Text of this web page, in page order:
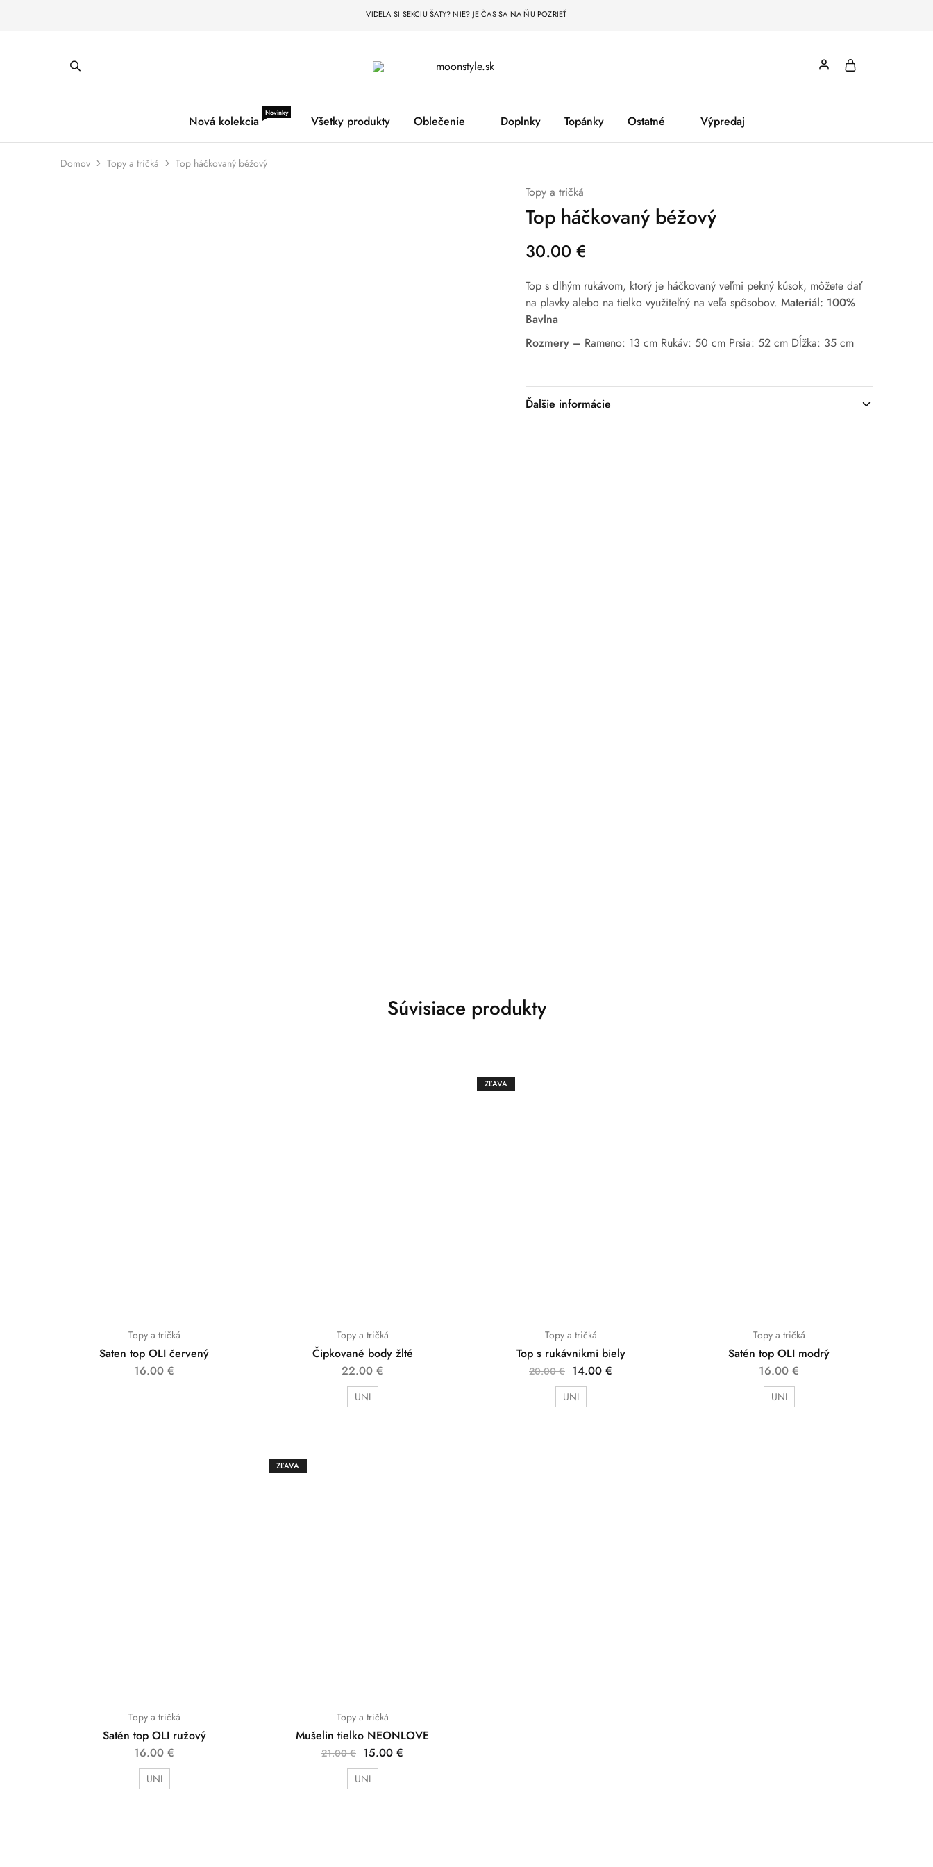
VIDELA SI SEKCIU ŠATY? NIE? JE ČAS SA NA ŇU POZRIEŤ
moonstyle.sk
Nová kolekcia
Novinky
Všetky produkty Oblečenie Doplnky Topánky Ostatné Výpredaj
Domov Topy a tričká Top háčkovaný béžový
Topy a tričká
Top háčkovaný béžový
30.00 €
Top s dlhým rukávom, ktorý je háčkovaný veľmi pekný kúsok, môžete dať
na plavky alebo na tielko využiteľný na veľa spôsobov. Materiál: 100%
Bavlna
Rozmery – Rameno: 13 cm Rukáv: 50 cm Prsia: 52 cm Dĺžka: 35 cm
Ďalšie informácie
Súvisiace produkty
Topy a tričká
Saten top OLI červený
16.00 €
Topy a tričká
Čipkované body žlté
22.00 €
UNI
ZĽAVA
Topy a tričká
Top s rukávnikmi biely
20.00€ 14.00 €
UNI
Topy a tričká
Satén top OLI modrý
16.00 €
UNI
Topy a tričká
Satén top OLI ružový
16.00 €
UNI
ZĽAVA
Topy a tričká
Mušelin tielko NEONLOVE
21.00€ 15.00 €
UNI